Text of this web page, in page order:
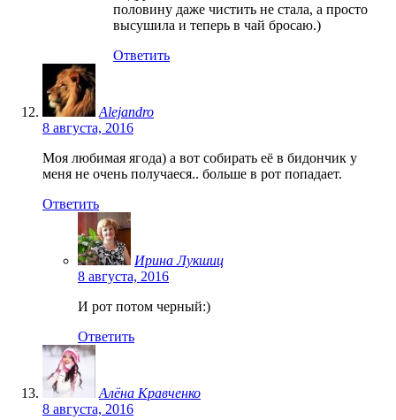
половину даже чистить не стала, а просто
высушила и теперь в чай бросаю.)
Ответить
Alejandro
8 августа, 2016
Моя любимая ягода) а вот собирать её в бидончик у
меня не очень получаеся.. больше в рот попадает.
Ответить
Ирина Лукшиц
8 августа, 2016
И рот потом черный:)
Ответить
Алёна Кравченко
8 августа, 2016